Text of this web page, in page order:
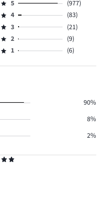
Ocena
5,
ilość
głosów
977.
5
(977)
Ocena
4,
ilość
głosów
4
(83)
Ocena
3,
ilość
3
(21)
Ocena
2,
2
(9)
Ocena
1,
1 (6)
90%
8%
2%